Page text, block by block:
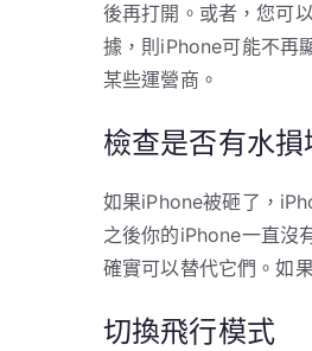
後再打開。或者，您可
據，則iPhone可能不再
某些運營商。
檢查是否有水損
如果iPhone被砸了，
之後你的iPhone一直沒
確實可以替代它們。如
切換飛行模式